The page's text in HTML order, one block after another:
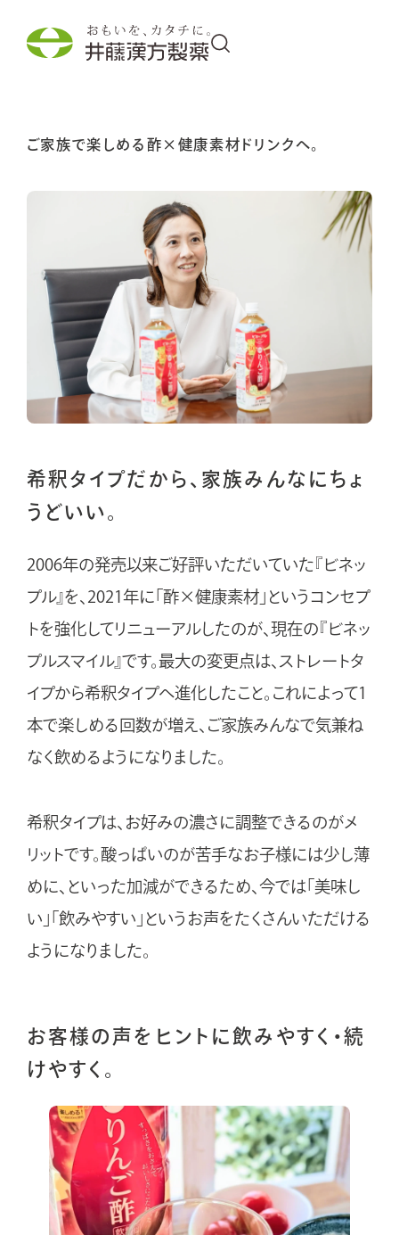
商品情報
わくわく・発見
企業情報
外
部
サ
ト
別
イ
ド
ウ
で
開
き
ま
採用情報
販売店様向けのご案内
外
サ
ト
を
ウ
イ
ン
ド
ま
法人のお客様へ（ODM/OEM）
ご家族で楽しめる酢×健康素材ドリンクへ。
希釈タイプだから、家族みんなにちょ
うどいい。
2006年の発売以来ご好評いただいていた『ビネッ
プル』を、 2021年に「酢×健康素材」というコンセプ
トを強化してリニューアルしたのが、現在の『ビネッ
プルスマイル』です。最大の変更点は、ストレートタ
イプから希釈タイプへ進化したこと。これによって1
本で楽しめる回数が増え、ご家族みんなで気兼ね
なく飲めるようになりました。
希釈タイプは、お好みの濃さに調整できるのがメ
リットです。酸っぱいのが苦手なお子様には少し薄
めに、といった加減ができるため、今では「美味し
い」「飲みやすい」というお声をたくさんいただける
ようになりました。
お客様の声をヒントに飲みやすく・続
けやすく。